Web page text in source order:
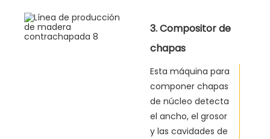
3. Compositor de
chapas
Esta máquina para
componer chapas
de núcleo detecta
el ancho, el grosor
y las cavidades de